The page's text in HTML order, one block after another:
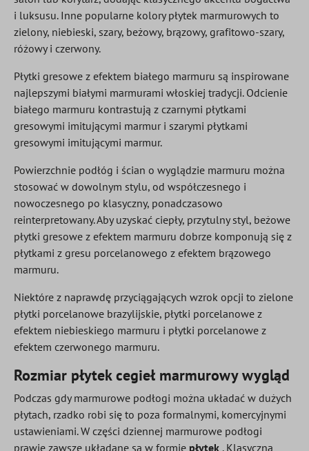
i luksusu. Inne popularne kolory płytek marmurowych to
zielony, niebieski, szary, beżowy, brązowy, grafitowo-szary,
różowy i czerwony.
Płytki gresowe z efektem białego marmuru są inspirowane
najlepszymi białymi marmurami włoskiej tradycji. Odcienie
białego marmuru kontrastują z czarnymi płytkami
gresowymi imitującymi marmur i szarymi płytkami
gresowymi imitującymi marmur.
Powierzchnie podłóg i ścian o wyglądzie marmuru można
stosować w dowolnym stylu, od współczesnego i
nowoczesnego po klasyczny, ponadczasowo
reinterpretowany. Aby uzyskać ciepły, przytulny styl, beżowe
płytki gresowe z efektem marmuru dobrze komponują się z
płytkami z gresu porcelanowego z efektem brązowego
marmuru.
Niektóre z naprawdę przyciągających wzrok opcji to zielone
płytki porcelanowe brazylijskie, płytki porcelanowe z
efektem niebieskiego marmuru i płytki porcelanowe z
efektem czerwonego marmuru.
Rozmiar płytek cegieł marmurowy wygląd
Podczas gdy marmurowe podłogi można układać w dużych
płytach, rzadko robi się to poza formalnymi, komercyjnymi
ustawieniami. W części dziennej marmurowe podłogi
prawie zawsze układane są w formie płytek . Klasyczna